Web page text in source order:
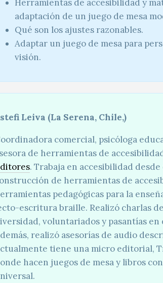
Herramientas de accesibilidad y
adaptación de un juego de mesa
Qué son los ajustes razonables.
Adaptar un juego de mesa para
visión.
Leiva (La Serena, Chile,)
comercial, psicóloga
de herramientas de
. Trabaja en accesibilidad desde
de herramientas de
pedagógicas para la
escritura braille. Realizó charlas
voluntariados y pasantías en
realizó asesorías de audio
tiene una micro editorial,
hacen juegos de mesa y libros